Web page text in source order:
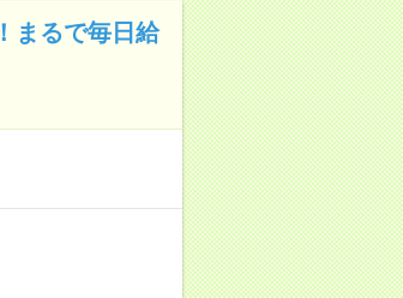
まるで毎日給